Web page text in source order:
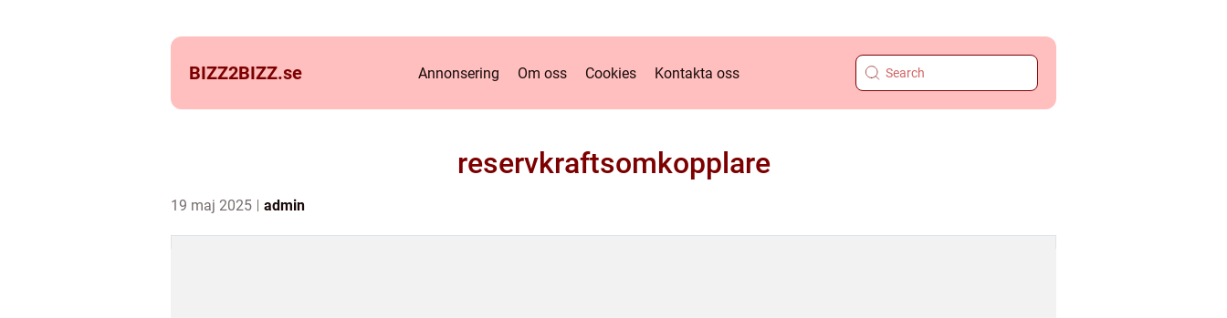
BIZZ2BIZZ.se Annonsering Om oss Cookies Kontakta oss
reservkraftsomkopplare
19 maj 2025 admin